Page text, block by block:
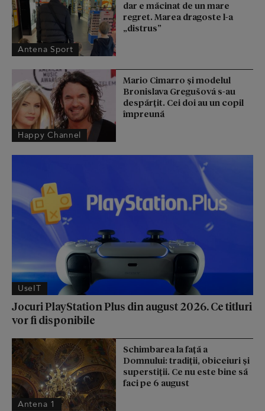
Antena Sport
dar e măcinat de un mare
regret. Marea dragoste l-a
„distrus”
Happy Channel
Mario Cimarro și modelul
Bronislava Gregušová s-au
despărțit. Cei doi au un copil
împreună
UseIT
Jocuri PlayStation Plus din august 2026. Ce titluri
vor fi disponibile
Antena 1
Schimbarea la față a
Domnului: tradiții, obiceiuri și
superstiții. Ce nu este bine să
faci pe 6 august